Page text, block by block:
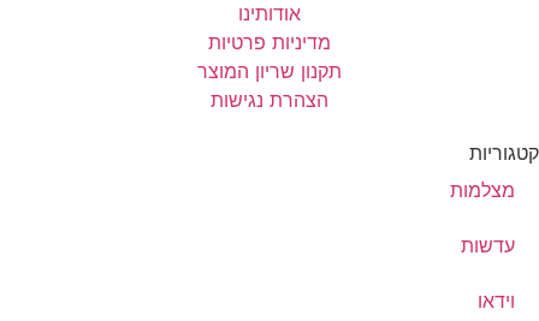
אודותינו
מדיניות פרטיות
תקנון שריון המוצר
הצהרת נגישות
קטגוריות
מצלמות
עדשות
וידאו